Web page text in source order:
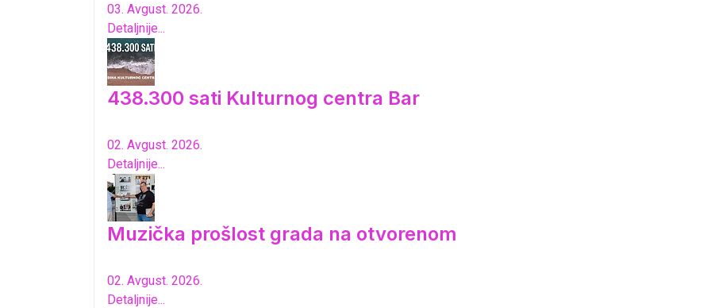
03. Avgust. 2026.
Detaljnije...
438.300 sati Kulturnog centra Bar
02. Avgust. 2026.
Detaljnije...
Muzička prošlost grada na otvorenom
02. Avgust. 2026.
Detaljnije...